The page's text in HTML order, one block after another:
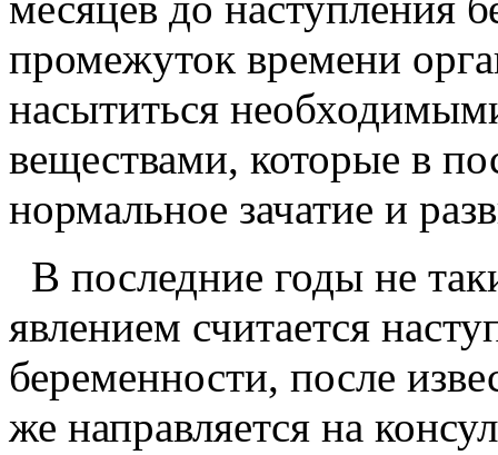
промежуток времени
насытиться
веществами, которые в
нормальное зачатие и
В последние годы не
явлением считается
беременности, после
же направляется на